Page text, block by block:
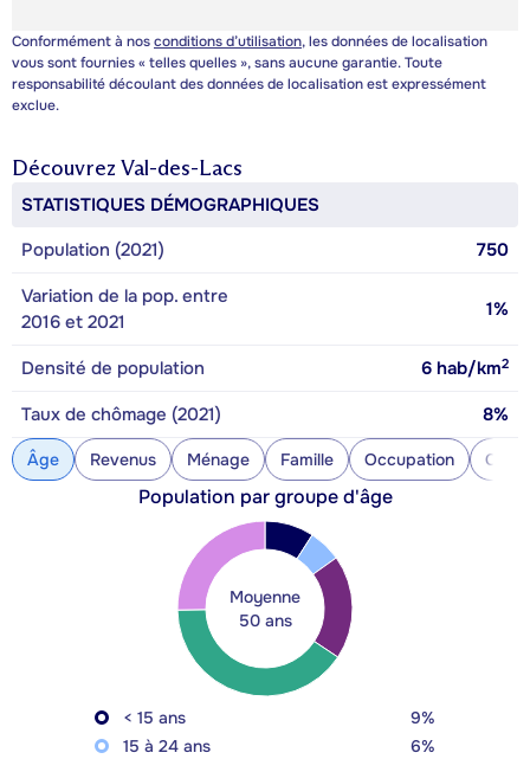
Conformément à nosconditions d’utilisation, les données de localisation
vous sont fournies « telles quelles », sans aucune garantie. Toute
responsabilité découlant des données de localisation est expressément
exclue.
Découvrez Val-des-Lacs
STATISTIQUES DÉMOGRAPHIQUES
Population (2021)
750
Variation de la pop. entre
2016 et 2021
1%
Densité de population 6 hab/km2
Taux de chômage (2021) 8%
Âge Revenus Ménage Famille Occupation
Population par groupe d'âge
Moyenne
50 ans
< 15 ans
9%
15 à 24 ans
6%